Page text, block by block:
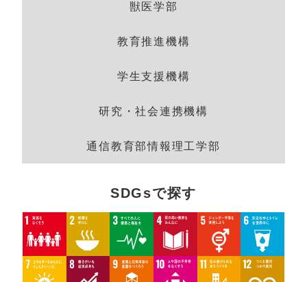
獣医学部
教育推進機構
学生支援機構
研究・社会連携機構
通信教育部情報理工学部
SDGsで探す